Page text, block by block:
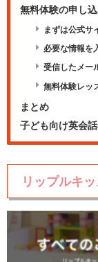
無料体験の申し
まずは公式サ
必要な情報を
受信したメー
無料体験レッ
まとめ
子ども向け英会
リップルキ